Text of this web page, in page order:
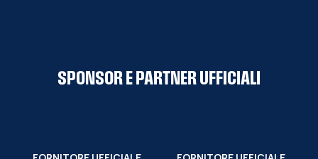
SPONSOR E PARTNER UFFICIALI